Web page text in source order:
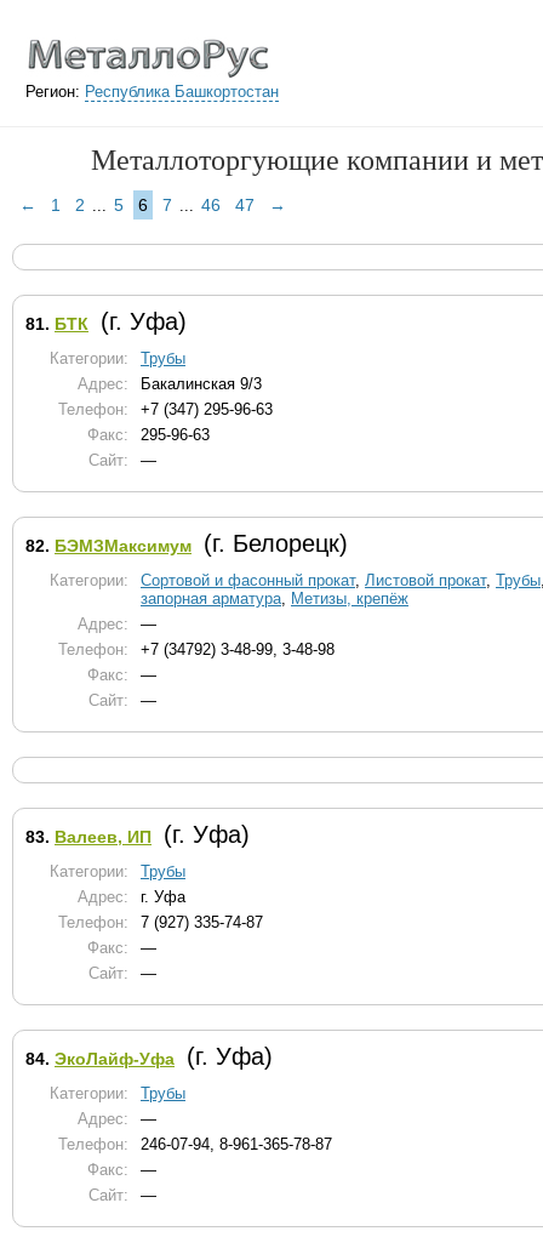
Регион: Республика Башкортостан
Металлоторгующие компании и
← 1 2 ... 5 6 7 ... 46 47 →
81. БТК (г. Уфа)
Категории:
Трубы
Адрес:
Бакалинская 9/3
Телефон:
+7 (347) 295-96-63
Факс:
295-96-63
Сайт:
—
82. БЭМЗМаксимум (г. Белорецк)
Категории: Сортовой и фасонный прокат, Листовой прокат, Трубы
запорная арматура, Метизы, крепёж
Адрес:
—
Телефон:
+7 (34792) 3-48-99, 3-48-98
Факс:
—
Сайт:
—
83. Валеев, ИП (г. Уфа)
Категории:
Трубы
Адрес:
г. Уфа
Телефон:
7 (927) 335-74-87
Факс:
—
Сайт:
—
84. ЭкоЛайф-Уфа (г. Уфа)
Категории:
Трубы
Адрес:
—
Телефон:
246-07-94, 8-961-365-78-87
Факс:
—
Сайт:
—